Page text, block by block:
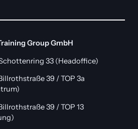
Group GmbH
33 (Headoffice)
39 / TOP 3a
39 / TOP 13